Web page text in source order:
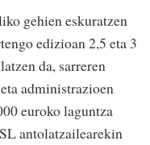
gehien eskuratzen
edizioan 2,5 eta 3
da, sarreren
administrazioen
euroko laguntza
antolatzailearekin